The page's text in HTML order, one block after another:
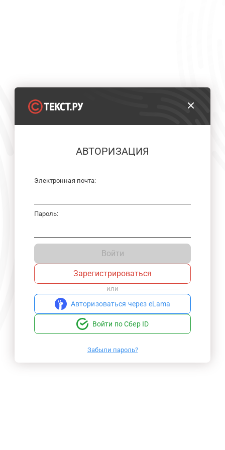
АВТОРИЗАЦИЯ
Электронная почта:
Пароль:
Войти
Зарегистрироваться
или
Авторизоваться через eLama
Войти по Сбер ID
Забыли пароль?